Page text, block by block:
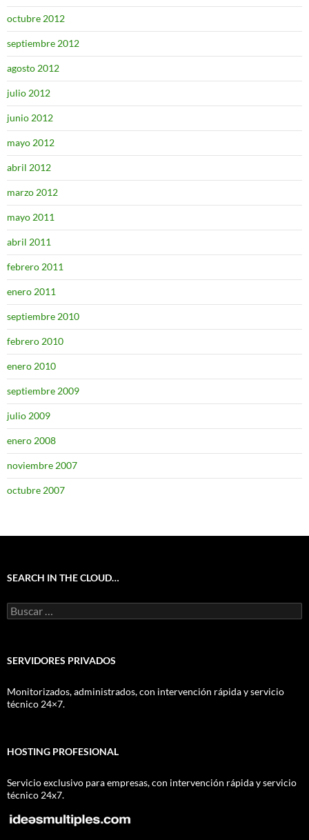
octubre 2012
septiembre 2012
agosto 2012
julio 2012
junio 2012
mayo 2012
abril 2012
marzo 2012
mayo 2011
abril 2011
febrero 2011
enero 2011
septiembre 2010
febrero 2010
enero 2010
septiembre 2009
julio 2009
enero 2008
noviembre 2007
octubre 2007
SEARCH IN THE CLOUD…
Buscar:
SERVIDORES PRIVADOS
Monitorizados, administrados, con intervención rápida y servicio
técnico 24×7.
HOSTING PROFESIONAL
Servicio exclusivo para empresas, con intervención rápida y servicio
técnico 24x7.